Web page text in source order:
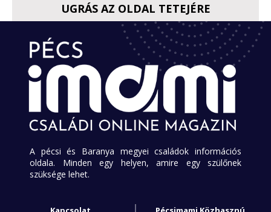
UGRÁS AZ OLDAL TETEJÉRE
A pécsi és Baranya megyei családok információs
oldala. Minden egy helyen, amire egy szülőnek
szüksége lehet.